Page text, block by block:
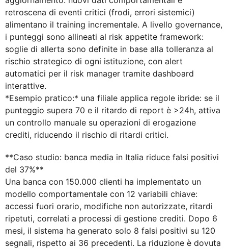
retroscena di eventi critici (frodi, errori sistemici)
alimentano il training incrementale. A livello governance,
i punteggi sono allineati al risk appetite framework:
soglie di allerta sono definite in base alla tolleranza al
rischio strategico di ogni istituzione, con alert
automatici per il risk manager tramite dashboard
interattive.
*Esempio pratico:* una filiale applica regole ibride: se il
punteggio supera 70 e il ritardo di report è >24h, attiva
un controllo manuale su operazioni di erogazione
crediti, riducendo il rischio di ritardi critici.
**Caso studio: banca media in Italia riduce falsi positivi
del 37%**
Una banca con 150.000 clienti ha implementato un
modello comportamentale con 12 variabili chiave:
accessi fuori orario, modifiche non autorizzate, ritardi
ripetuti, correlati a processi di gestione crediti. Dopo 6
mesi, il sistema ha generato solo 8 falsi positivi su 120
segnali, rispetto ai 36 precedenti. La riduzione è dovuta